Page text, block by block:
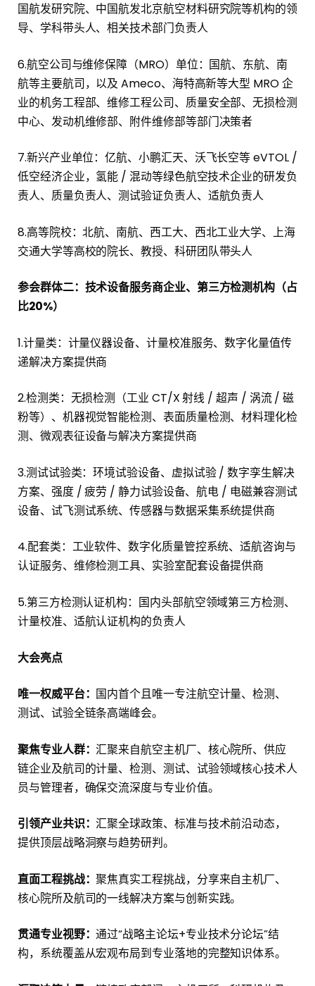
国航发研究院、中国航发北京航空材料研究院等机构的领
导、学科带头人、相关技术部门负责人
6.航空公司与维修保障（MRO）单位：国航、东航、南
航等主要航司，以及 Ameco、海特高新等大型 MRO 企
业的机务工程部、维修工程公司、质量安全部、无损检测
中心、发动机维修部、附件维修部等部门决策者
7.新兴产业单位：亿航、小鹏汇天、沃飞长空等 eVTOL /
低空经济企业，氢能 / 混动等绿色航空技术企业的研发负
责人、质量负责人、测试验证负责人、适航负责人
8.高等院校：北航、南航、西工大、西北工业大学、上海
交通大学等高校的院长、教授、科研团队带头人
参会群体二：技术设备服务商企业、第三方检测机构（占
比20%）
1.计量类：计量仪器设备、计量校准服务、数字化量值传
递解决方案提供商
2.检测类：无损检测（工业 CT/X 射线 / 超声 / 涡流 / 磁
粉等）、机器视觉智能检测、表面质量检测、材料理化检
测、微观表征设备与解决方案提供商
3.测试试验类：环境试验设备、虚拟试验 / 数字孪生解决
方案、强度 / 疲劳 / 静力试验设备、航电 / 电磁兼容测试
设备、试飞测试系统、传感器与数据采集系统提供商
4.配套类：工业软件、数字化质量管控系统、适航咨询与
认证服务、维修检测工具、实验室配套设备提供商
5.第三方检测认证机构：国内头部航空领域第三方检测、
计量校准、适航认证机构的负责人
大会亮点
唯一权威平台： 国内首个且唯一专注航空计量、检测、
测试、试验全链条高端峰会。
聚焦专业人群： 汇聚来自航空主机厂、核心院所、供应
链企业及航司的计量、检测、测试、试验领域核心技术人
员与管理者，确保交流深度与专业价值。
引领产业共识： 汇聚全球政策、标准与技术前沿动态，
提供顶层战略洞察与趋势研判。
直面工程挑战：聚焦真实工程挑战，分享来自主机厂、
核心院所及航司的一线解决方案与创新实践。
贯通专业视野：通过“战略主论坛+专业技术分论坛”结
构，系统覆盖从宏观布局到专业落地的完整知识体系。